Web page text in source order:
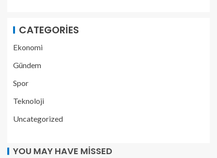
CATEGORIES
Ekonomi
Gündem
Spor
Teknoloji
Uncategorized
YOU MAY HAVE MISSED